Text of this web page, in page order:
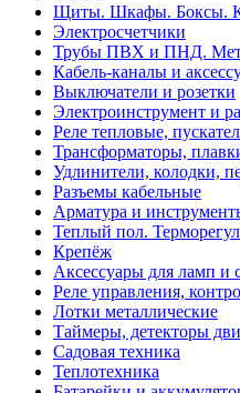
Щиты. Шкафы. Боксы.
Электросчетчики
Трубы ПВХ и ПНД.
Кабель-каналы и
Выключатели и розетки
Электроинструмент и
Реле тепловые,
Трансформаторы,
Удлинители, колодки,
Разъемы кабельные
Арматура и
Теплый пол.
Крепёж
Аксессуары для ламп и
Реле управления,
Лотки металлические
Таймеры, детекторы
Садовая техника
Теплотехника